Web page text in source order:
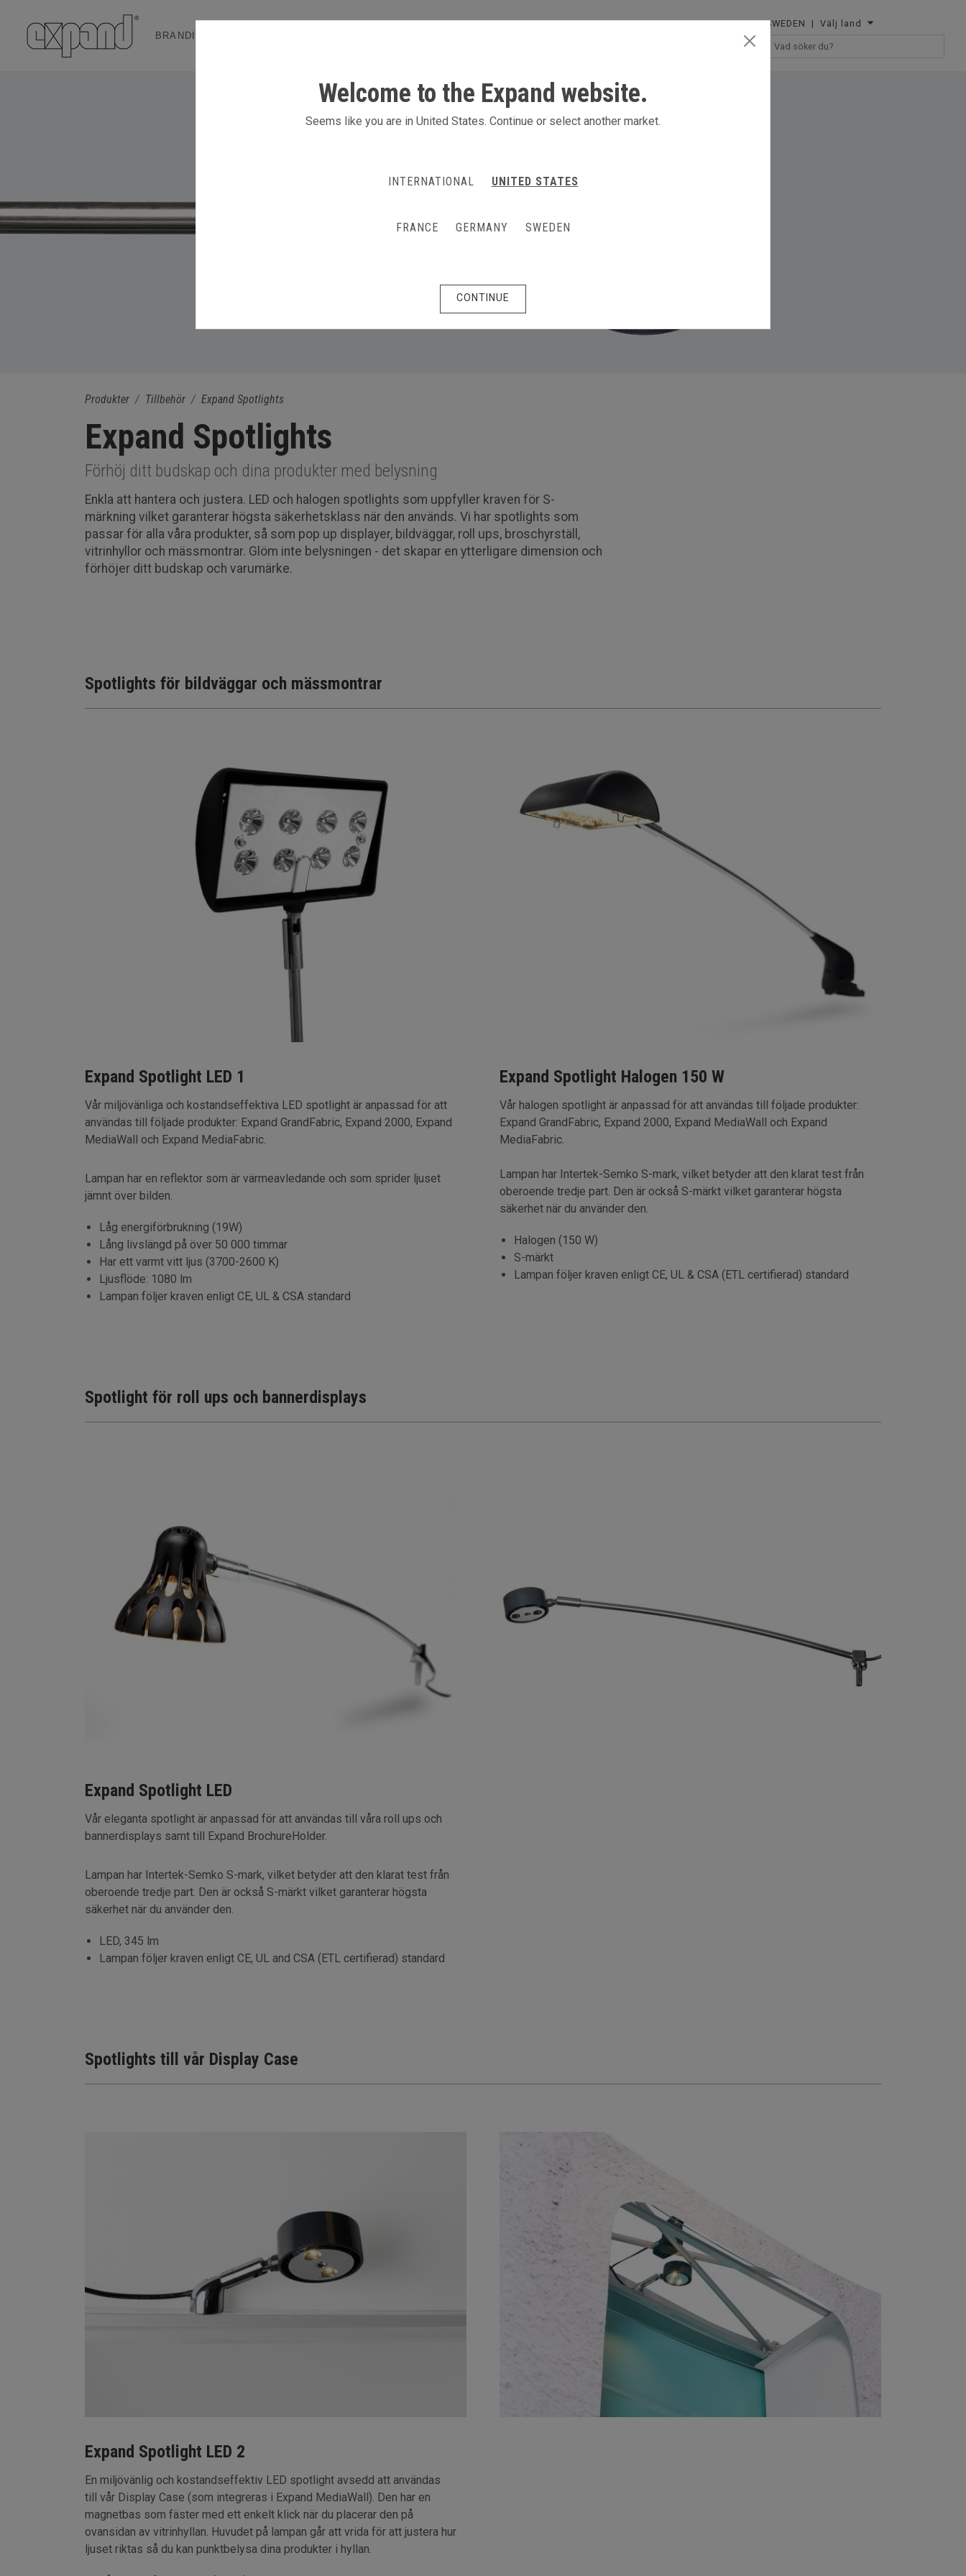
BRANDING & EVENT SOLUTIONS
SWEDEN | Välj land
Produkter Tillbehör Expand Spotlights
Expand Spotlights
Förhöj ditt budskap och dina produkter med belysning
Enkla att hantera och justera. LED och halogen spotlights som uppfyller kraven för S-
märkning vilket garanterar högsta säkerhetsklass när den används. Vi har spotlights som
passar för alla våra produkter, så som pop up displayer, bildväggar, roll ups, broschyrställ,
vitrinhyllor och mässmontrar. Glöm inte belysningen - det skapar en ytterligare dimension och
förhöjer ditt budskap och varumärke.
Spotlights för bildväggar och mässmontrar
Expand Spotlight LED 1
Vår miljövänliga och kostandseffektiva LED spotlight är anpassad för att
användas till följade produkter: Expand GrandFabric, Expand 2000, Expand
MediaWall och Expand MediaFabric.
Lampan har en reflektor som är värmeavledande och som sprider ljuset
jämnt över bilden.
Låg energiförbrukning (19W)
Lång livslängd på över 50 000 timmar
Har ett varmt vitt ljus (3700-2600 K)
Ljusflöde: 1080 lm
Lampan följer kraven enligt CE, UL & CSA standard
Expand Spotlight Halogen 150 W
Vår halogen spotlight är anpassad för att användas till följade produkter:
Expand GrandFabric, Expand 2000, Expand MediaWall och Expand
MediaFabric.
Lampan har Intertek-Semko S-mark, vilket betyder att den klarat test från
oberoende tredje part. Den är också S-märkt vilket garanterar högsta
säkerhet när du använder den.
Halogen (150 W)
S-märkt
Lampan följer kraven enligt CE, UL & CSA (ETL certifierad) standard
Spotlight för roll ups och bannerdisplays
Expand Spotlight LED
Vår eleganta spotlight är anpassad för att användas till våra roll ups och
bannerdisplays samt till Expand BrochureHolder.
Lampan har Intertek-Semko S-mark, vilket betyder att den klarat test från
oberoende tredje part. Den är också S-märkt vilket garanterar högsta
säkerhet när du använder den.
LED, 345 lm
Lampan följer kraven enligt CE, UL and CSA (ETL certifierad) standard
Spotlights till vår Display Case
Expand Spotlight LED 2
En miljövänlig och kostandseffektiv LED spotlight avsedd att användas
till vår Display Case (som integreras i Expand MediaWall). Den har en
magnetbas som fäster med ett enkelt klick när du placerar den på
ovansidan av vitrinhyllan. Huvudet på lampan går att vrida för att justera hur
ljuset riktas så du kan punktbelysa dina produkter i hyllan.
Welcome to the Expand website.
Seems like you are in United States. Continue or select another market.
INTERNATIONAL UNITED STATES
FRANCE GERMANY SWEDEN
CONTINUE